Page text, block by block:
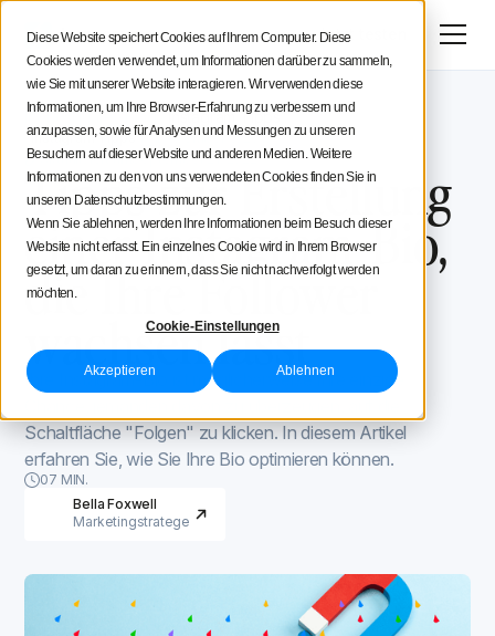
Diese Website speichert Cookies auf Ihrem Computer. Diese
Cookies werden verwendet, um Informationen darüber zu sammeln,
wie Sie mit unserer Website interagieren. Wir verwenden diese
Informationen, um Ihre Browser-Erfahrung zu verbessern und
anzupassen, sowie für Analysen und Messungen zu unseren
Besuchern auf dieser Website und anderen Medien. Weitere
Informationen zu den von uns verwendeten Cookies finden Sie in
unseren Datenschutzbestimmungen.
Wenn Sie ablehnen, werden Ihre Informationen beim Besuch dieser
Website nicht erfasst. Ein einzelnes Cookie wird in Ihrem Browser
gesetzt, um daran zu erinnern, dass Sie nicht nachverfolgt werden
möchten.
Cookie-Einstellungen
Akzeptieren Ablehnen
Jetzt testen
Menü
Social Media Strategie
Tipps für Creatoren
Iconosquare -Blog Instagram Tipps
Instagram Tipps
December 3, 2019
Aktualisiert amSeptember 21, 2022
Tipps zur Erstellung
einer Instagram-Bio,
die Ihre Follower
wachsen lässt
Ihre Instagram-Bio ist möglicherweise Ihre einzige
Schaltfläche "Folgen" zu klicken. In diesem Artikel
erfahren Sie, wie Sie Ihre Bio optimieren können.
07 MIN.
Bella Foxwell
Marketingstratege